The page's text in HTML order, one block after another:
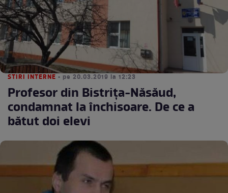
STIRI INTERNE • pe 20.03.2019 la 12:23
Profesor din Bistrița-Năsăud,
condamnat la închisoare. De ce a
bătut doi elevi